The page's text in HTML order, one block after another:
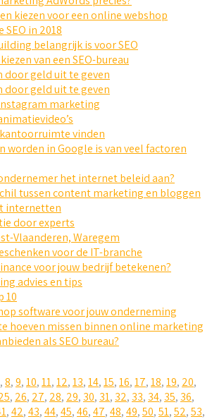
kiezen voor een online webshop
SEO in 2018
belangrijk is voor SEO
van een SEO-bureau
door geld uit te geven
door geld uit te geven
marketing
vinden
worden in Google is van veel factoren
het internet beleid aan?
tussen content marketing en bloggen
internetten
door experts
Vlaanderen, Waregem
voor de IT-branche
voor jouw bedrijf betekenen?
advies en tips
10
software voor jouw onderneming
hoeven missen binnen online marketing
als SEO bureau?
,8,9,10,11,12,13,14,15,16,17,18,19, 20,
, 26, 27, 28, 29, 30, 31, 32, 33, 34, 35, 36,
,42,43,44,45,46,47,48,49,50,51,52,53,